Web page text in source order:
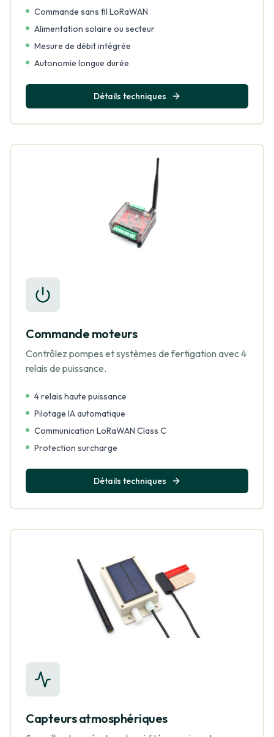
Commande sans fil LoRaWAN
Alimentation solaire ou secteur
Mesure de débit intégrée
Autonomie longue durée
Détails techniques
Commande moteurs
Contrôlez pompes et systèmes de fertigation avec 4
relais de puissance.
4 relais haute puissance
Pilotage IA automatique
Communication LoRaWAN Class C
Protection surcharge
Détails techniques
Capteurs atmosphériques